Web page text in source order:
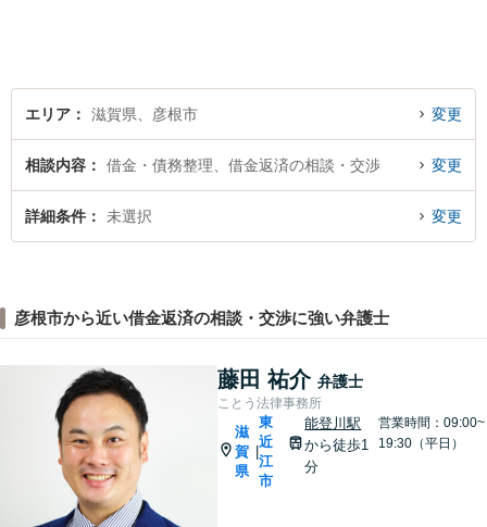
エリア 滋賀県、彦根市 変更
相談内容 借金・債務整理、借金返済の相談・交渉 変更
詳細条件 未選択 変更
彦根市から近い借金返済の相談・交渉に強い弁護士
藤田 祐介 弁護士
ことう法律事務所
滋
賀
県
|
東
近
江
市
能登川駅
から徒歩1
分
営業時間：09:00~
19:30（平日）